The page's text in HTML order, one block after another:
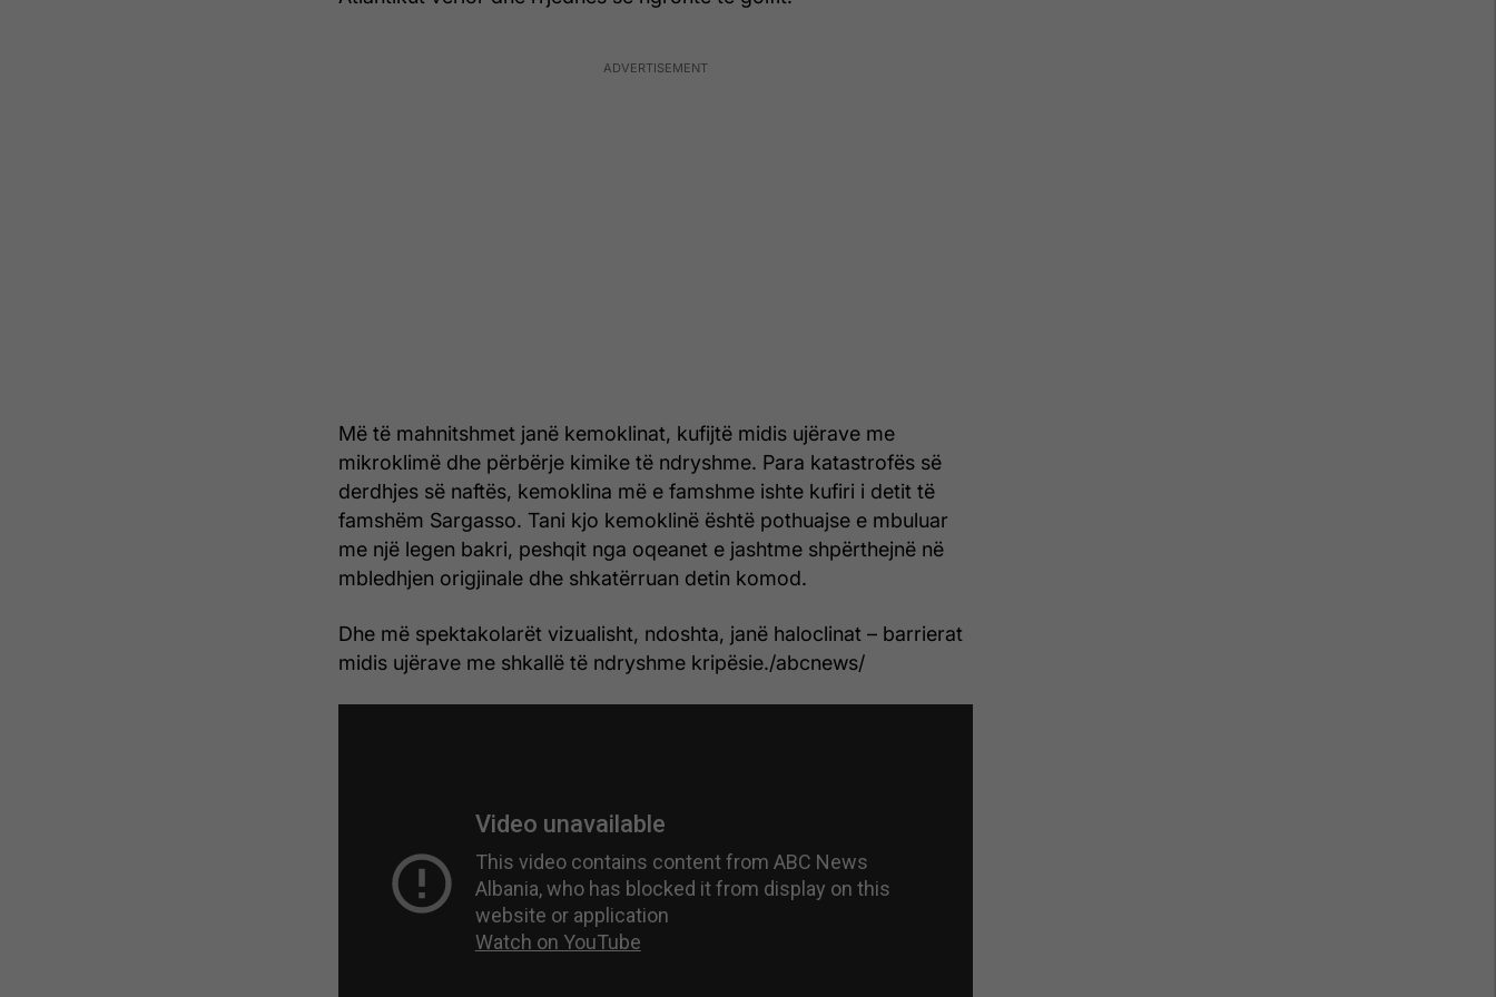
Më të mahnitshmet janë kemoklinat, kufijtë midis ujërave me
mikroklimë dhe përbërje kimike të ndryshme. Para katastrofës së
derdhjes së naftës, kemoklina më e famshme ishte kufiri i detit të
famshëm Sargasso. Tani kjo kemoklinë është pothuajse e mbuluar
me një legen bakri, peshqit nga oqeanet e jashtme shpërthejnë në
mbledhjen origjinale dhe shkatërruan detin komod.
Dhe më spektakolarët vizualisht, ndoshta, janë haloclinat – barrierat
midis ujërave me shkallë të ndryshme kripësie./abcnews/